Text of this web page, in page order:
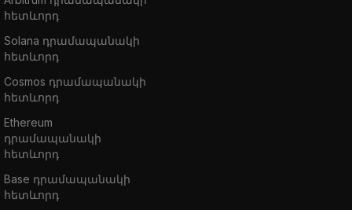
հետևորդ
Solana դրամապանակի
հետևորդ
Cosmos դրամապանակի
հետևորդ
Ethereum
դրամապանակի
հետևորդ
Base դրամապանակի
հետևորդ